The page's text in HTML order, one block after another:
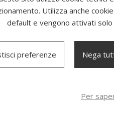
Utilizza anche
default e vengono attivati
preferenze Nega
Per